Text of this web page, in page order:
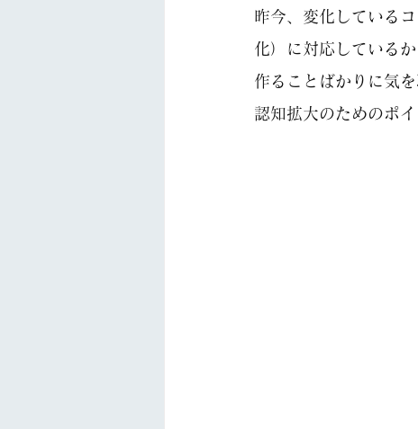
昨今、変化している
化）に対応している
作ることばかりに気
認知拡大のためのポ